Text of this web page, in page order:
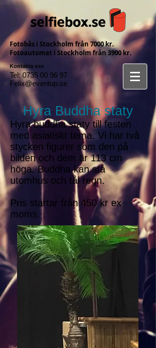
Fotobås i Stockholm från 7000 kr.
Fotoautomat i Stockholm från 3900 kr.
Kontakta oss
Tel:0735 00 96 97
Felix@eventup.se
Hyra Buddha staty
Hyra buddha staty till festen
med asiatiskt tema. Vi har två
stycken figurer som den på
bilden och dem är 113 cm
höga. Buddha kan stå
utomhus och tål regn.
Pris startar från 450 kr ex
moms.